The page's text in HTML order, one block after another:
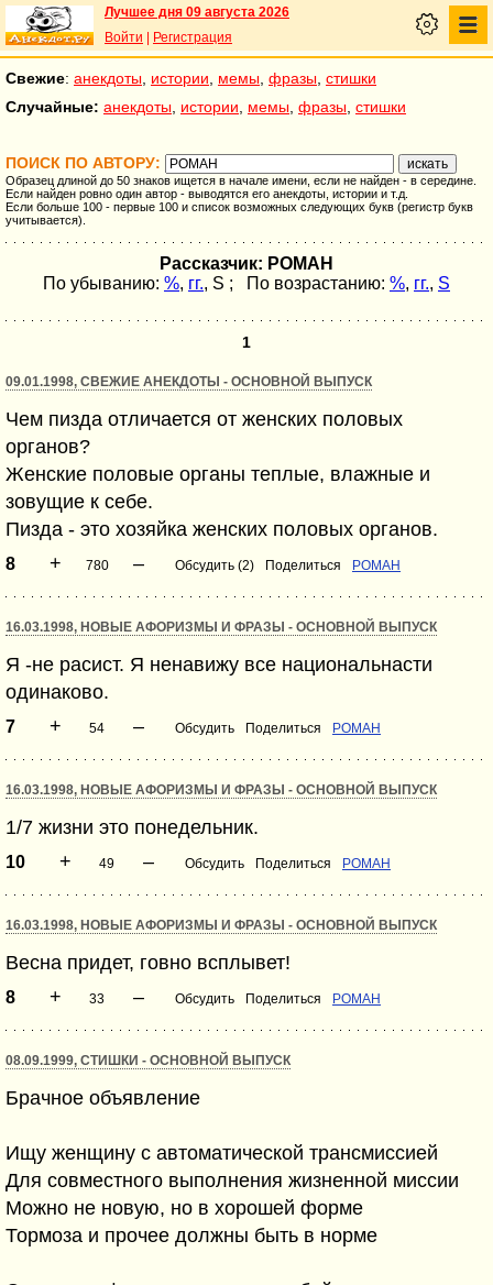
Лучшее дня 09 августа 2026
Войти
Регистрация
Свежие: анекдоты истории мемы фразы стишки
Случайные: анекдоты истории мемы фразы стишки
ПОИСК ПО АВТОРУ:
Образец длиной до 50 знаков ищется в начале имени, если не найден - в середине.
Если найден ровно один автор - выводятся его анекдоты, истории и т.д.
Если больше 100 - первые 100 и список возможных следующих букв (регистр букв
учитывается).
Рассказчик: POMAH
По убыванию: %, гг., S ; По возрастанию: %, гг., S
1
09.01.1998, СВЕЖИЕ АНЕКДОТЫ - ОСНОВНОЙ ВЫПУСК
Чем пизда отличается от женских половых
органов?
Женские половые органы теплые, влажные и
зовущие к себе.
Пизда - это хозяйка женских половых органов.
8 + 780 – Обсудить (2) Поделиться POMAH
16.03.1998, НОВЫЕ АФОРИЗМЫ И ФРАЗЫ - ОСНОВНОЙ ВЫПУСК
Я -не расист. Я ненавижу все национальнасти
одинаково.
7 + 54 – Обсудить Поделиться POMAH
16.03.1998, НОВЫЕ АФОРИЗМЫ И ФРАЗЫ - ОСНОВНОЙ ВЫПУСК
1/7 жизни это понедельник.
10 + 49 – Обсудить Поделиться POMAH
16.03.1998, НОВЫЕ АФОРИЗМЫ И ФРАЗЫ - ОСНОВНОЙ ВЫПУСК
Весна придет, говно всплывет!
8 + 33 – Обсудить Поделиться POMAH
08.09.1999, СТИШКИ - ОСНОВНОЙ ВЫПУСК
Брачное объявление
Ищу женщину с автоматической трансмиссией
Для совместного выполнения жизненной миссии
Можно не новую, но в хорошей форме
Тормоза и прочее должны быть в норме